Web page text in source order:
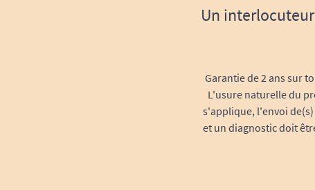
Un
Garantie de 2 ans sur
L'usure naturelle du
s'applique, l'envoi
et un diagnostic doit